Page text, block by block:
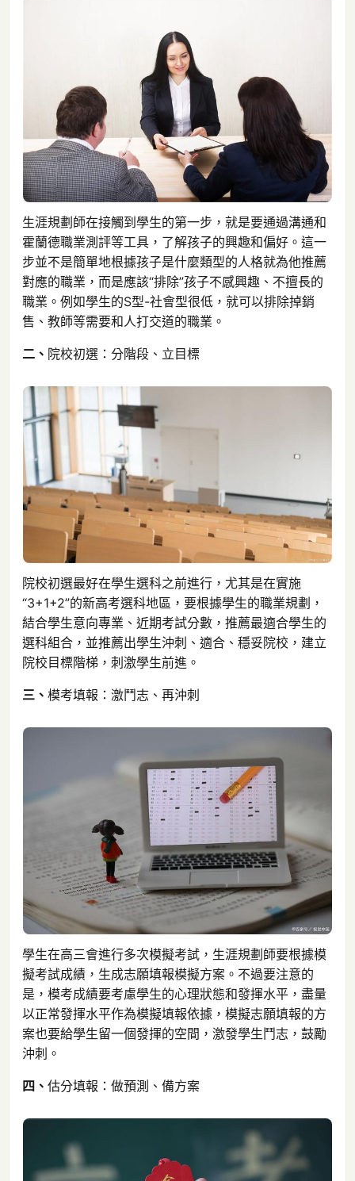
生涯規劃師在接觸到學生的第一步，就是要通過溝通和
霍蘭德職業測評等工具，了解孩子的興趣和偏好。這一
步並不是簡單地根據孩子是什麼類型的人格就為他推薦
對應的職業，而是應該“排除”孩子不感興趣、不擅長的
職業。例如學生的S型-社會型很低，就可以排除掉銷
售、教師等需要和人打交道的職業。
二、 院校初選：分階段、立目標
院校初選最好在學生選科之前進行，尤其是在實施
“3+1+2”的新高考選科地區，要根據學生的職業規劃，
結合學生意向專業、近期考試分數，推薦最適合學生的
選科組合，並推薦出學生沖刺、適合、穩妥院校，建立
院校目標階梯，刺激學生前進。
三、 模考填報：激鬥志、再沖刺
學生在高三會進行多次模擬考試，生涯規劃師要根據模
擬考試成績，生成志願填報模擬方案。不過要注意的
是，模考成績要考慮學生的心理狀態和發揮水平，盡量
以正常發揮水平作為模擬填報依據，模擬志願填報的方
案也要給學生留一個發揮的空間，激發學生鬥志，鼓勵
沖刺。
四、 估分填報：做預測、備方案